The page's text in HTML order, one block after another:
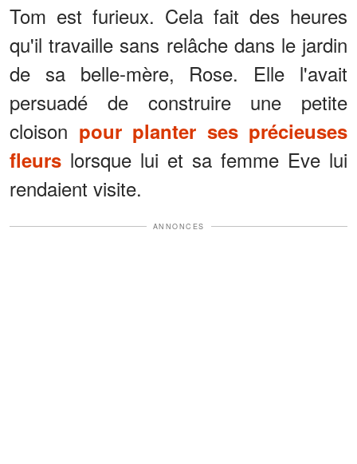
Tom est furieux. Cela fait des heures
qu'il travaille sans relâche dans le jardin
de sa belle-mère, Rose. Elle l'avait
persuadé de construire une petite
cloison pour planter ses précieuses
fleurs lorsque lui et sa femme Eve lui
rendaient visite.
ANNONCES